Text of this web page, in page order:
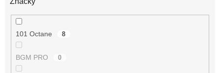
101 Octane 8
BGM PRO 0